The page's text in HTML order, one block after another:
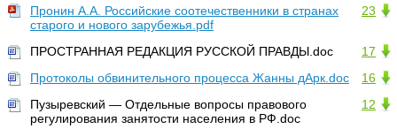
23
Пронин А.А. Российские соотечественники в странах
старого и нового зарубежья.pdf
17
ПРОСТРАННАЯ РЕДАКЦИЯ РУССКОЙ ПРАВДЫ.doc
16
Протоколы обвинительного процесса Жанны дАрк.doc
12
Пузыревский — Отдельные вопросы правового
регулирования занятости населения в РФ.doc